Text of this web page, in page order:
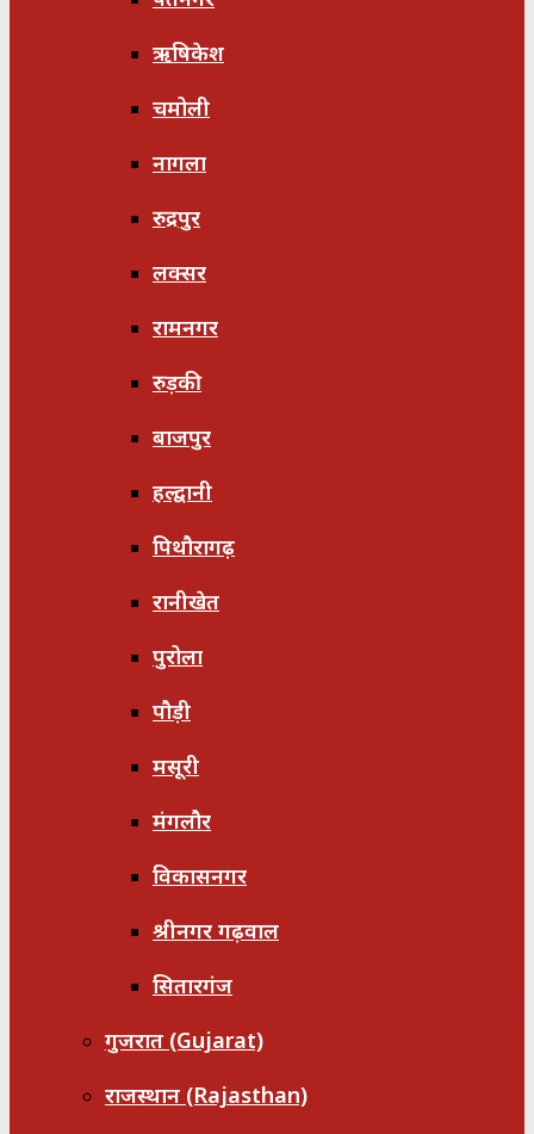
ऋषिकेश
चमोली
नागला
रुद्रपुर
लक्सर
रामनगर
रुड़की
बाजपुर
हल्द्वानी
पिथौरागढ़
रानीखेत
पुरोला
पौड़ी
मसूरी
मंगलौर
विकासनगर
श्रीनगर गढ़वाल
सितारगंज
गुजरात (Gujarat)
राजस्थान (Rajasthan)